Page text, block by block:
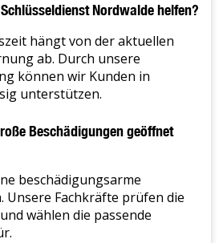
Nordwalde helfen?
hängt von der aktuellen
ab. Durch unsere
können wir Kunden in
unterstützen.
Beschädigungen geöffnet
beschädigungsarme
Fachkräfte prüfen die
wählen die passende